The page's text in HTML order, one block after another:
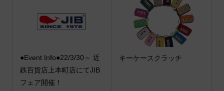
●Event Info●22/3/30～ 近
鉄百貨店上本町店にてJIB
フェア開催！
キーケースクラッチ